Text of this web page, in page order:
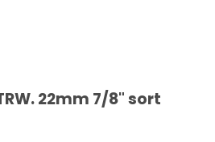
22mm 7/8" sort